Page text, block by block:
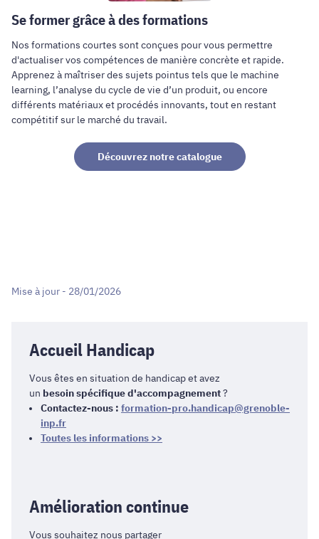
Se former grâce à des formations
Nos formations courtes sont conçues pour vous permettre
d'actualiser vos compétences de manière concrète et rapide.
Apprenez à maîtriser des sujets pointus tels que le machine
learning, l’analyse du cycle de vie d’un produit, ou encore
différents matériaux et procédés innovants, tout en restant
compétitif sur le marché du travail.
Découvrez notre catalogue
Mise à jour - 28/01/2026
Accueil Handicap
Vous êtes en situation de handicap et avez
un besoin spécifique d'accompagnement?
Contactez-nous : formation-pro.handicap@grenoble-
inp.fr
Toutes les informations >>
Amélioration continue
Vous souhaitez nous partager